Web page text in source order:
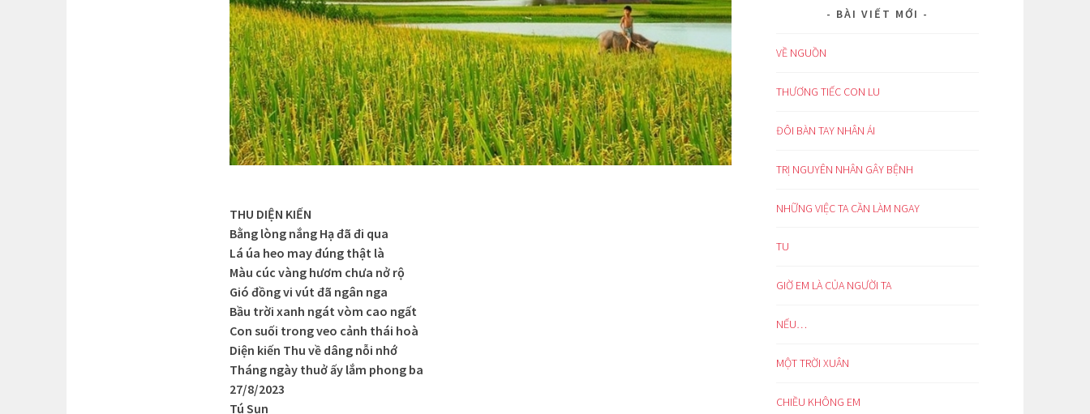
THU DIỆN KIẾN
Bằng lòng nắng Hạ đã đi qua
Lá úa heo may đúng thật là
Màu cúc vàng hươm chưa nở rộ
Gió đồng vi vút đã ngân nga
Bầu trời xanh ngát vòm cao ngất
Con suối trong veo cảnh thái hoà
Diện kiến Thu về dâng nỗi nhớ
Tháng ngày thuở ấy lắm phong ba
27/8/2023
Tú Sụn
BÀI VIẾT MỚI
VỀ NGUỒN
THƯƠNG TIẾC CON LU
ĐÔI BÀN TAY NHÂN ÁI
TRỊ NGUYÊN NHÂN GÂY BỆNH
NHỮNG VIỆC TA CẦN LÀM NGAY
TU
GIỜ EM LÀ CỦA NGƯỜI TA
NẾU…
MỘT TRỜI XUÂN
CHIỀU KHÔNG EM